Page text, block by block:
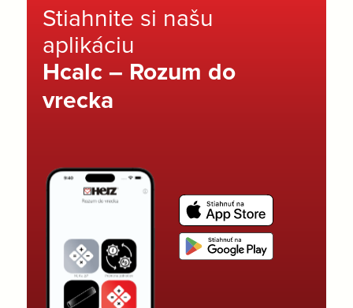
Stiahnite si našu
aplikáciu
Hcalc – Rozum do
vrecka